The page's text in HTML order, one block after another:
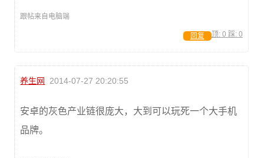
跟帖来自电脑端
顶: 0 踩: 0
回复
养生网 2014-07-27 20:20:55
安卓的灰色产业链很庞大，大到可以玩死一个大手机
品牌。